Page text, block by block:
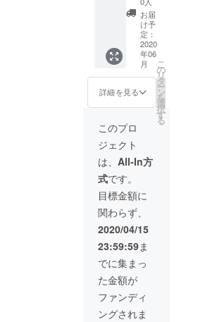
年4月15
日） ＊
オリジ
ナルド
リップ
コー
ヒー
は、ご
来店い
ただい
た際に
フロン
トにて
お渡し
いたし
ます。
oil（椿
オイ
ル） ・
TSUBA
SAVON
（石け
ん） ・
TBK
バーム
■おつま
み付お
部屋飲
みチ
ケット
2名様分
■湯処
「台場
の湯」
入浴チ
ケット
2枚 ■百
と十オ
リジナ
ルド
リップ
コー
ヒー×10
■百と十
丸ごと1
棟貸し
切り宿
泊（最
大12名
様） ■
ご宿泊
人数様
分の朝
食・夕
食付き
＊こち
らのプ
ランを
ご支援
いただ
いた方
には、
ご宿泊
予約の
際に必
要なパ
スコー
ドを
メール
にてお
送りさ
みで貸
切るこ
とがで
きま
す。最
大12名
様分の
朝食・
夕食を
ご提供
いたし
ます！
さら
に、ご
当地ア
メニ
ティと
玄界灘
のウニ
ご飯
を、人
数様分
お持ち
帰り用
のお土
産とし
てお付
けしま
お届
け予
定：
2020
年06
月
詳細を見る
こ
の
リ
タ
ー
ン
を
選
択
す
る
このプロ
ジェクト
は、 All-In方
式です。
目標金額に
関わらず、
2020/04/15
23:59:59ま
でに集まっ
た金額が
ファンディ
ングされま